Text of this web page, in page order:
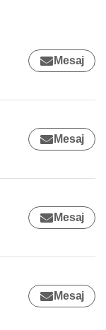
Mesaj
Mesaj
Mesaj
Mesaj